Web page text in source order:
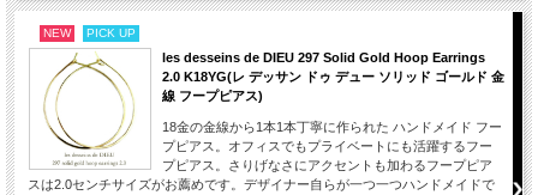
NEW PICK UP
les desseins de DIEU 297 Solid Gold Hoop Earrings
2.0 K18YG(レ デッサン ドゥ デュー ソリッド ゴールド 金
線 フープピアス)
18金の金線から1本1本丁寧に作られた ハンドメイド フー
プピアス。オフィスでもプライベートにも活躍するフー
プピアス。さりげなさにアクセントも加わるフープピア
スは2.0センチサイズがお薦めです。デザイナー自らが一つ一つハンドメイドで